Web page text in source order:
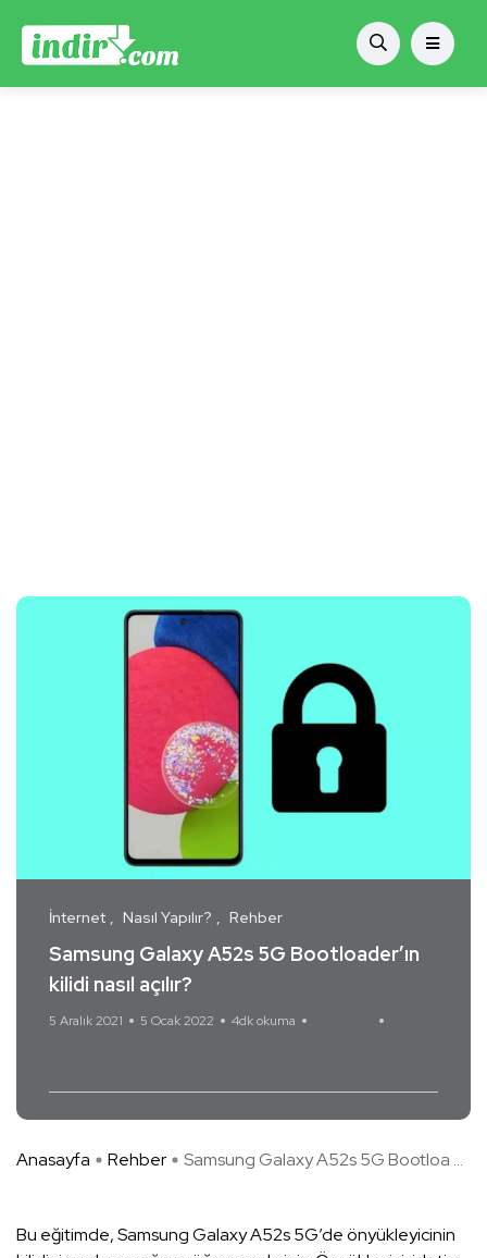
İnternet Nasıl Yapılır? Rehber
Samsung Galaxy A52s 5G Bootloader’ın
kilidi nasıl açılır?
5 Aralık 2021 5 Ocak 2022 4dk okuma
Anasayfa Rehber Samsung Galaxy A52s 5G Bootloa ...
Bu eğitimde, Samsung Galaxy A52s 5G’de önyükleyicinin